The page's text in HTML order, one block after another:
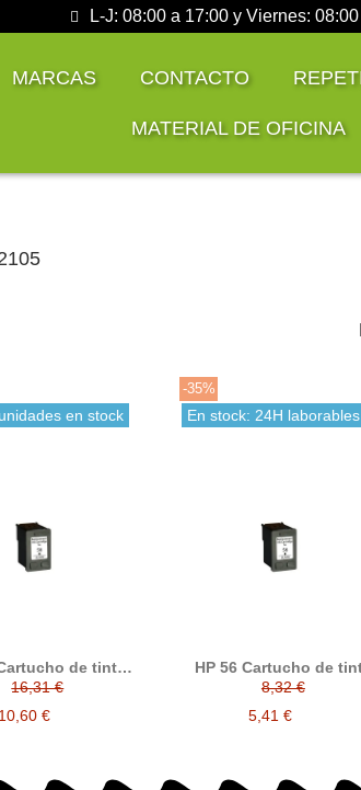
L-J: 08:00 a 17:00 y Viernes:
MARCAS CONTACTO
MATERIAL DE OFICINA
en stock
de tinta
con hp
C6657AE
16,31 €
10,60 €
-35%
En stock: 24H laborables
HP 56 Cartucho de
compatible con hp
C6656AE
8,32 €
5,41 €